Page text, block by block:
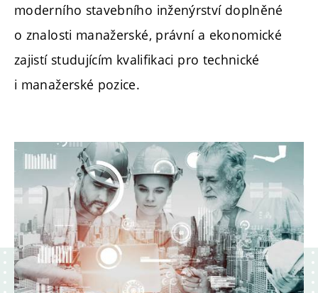
moderního stavebního inženýrství doplněné
o znalosti manažerské, právní a ekonomické
zajistí studujícím kvalifikaci pro technické
i manažerské pozice.